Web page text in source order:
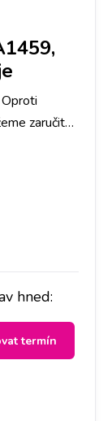
zaručit
na
hned:
termín